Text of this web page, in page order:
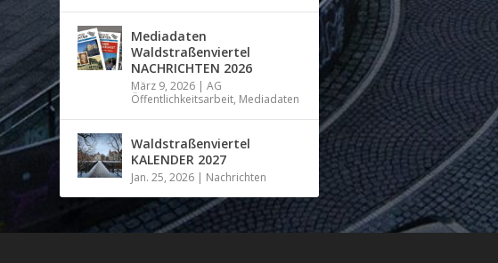
Mediadaten
Waldstraßenviertel
NACHRICHTEN 2026
März 9, 2026 |AG
Öffentlichkeitsarbeit, Mediadaten
Waldstraßenviertel
KALENDER 2027
Jan. 25, 2026 | Nachrichten